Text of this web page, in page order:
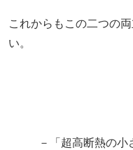
これからもこの二つの
い。
－「超高断熱の小